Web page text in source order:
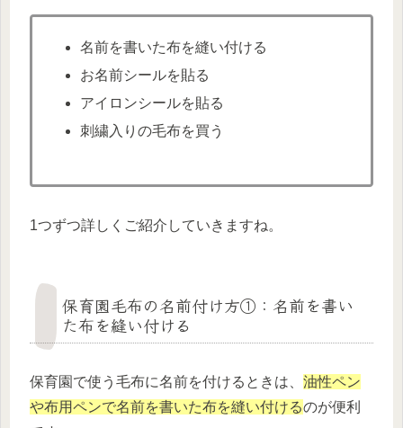
名前を書いた布を縫い付ける
お名前シールを貼る
アイロンシールを貼る
刺繍入りの毛布を買う
1つずつ詳しくご紹介していきますね。
保育園毛布の名前付け方①：名前を書い
た布を縫い付ける
保育園で使う毛布に名前を付けるときは、 油性ペン
や布用ペンで名前を書いた布を縫い付けるのが便利